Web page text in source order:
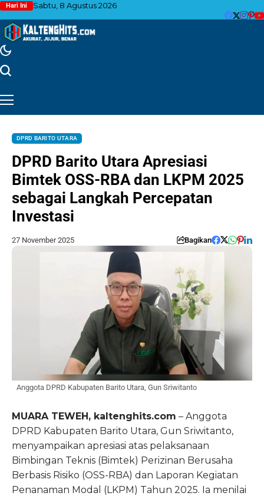
Hari Ini Sabtu, 8 Agustus 2026
DPRD BARITO UTARA
DPRD Barito Utara Apresiasi
Bimtek OSS-RBA dan LKPM 2025
sebagai Langkah Percepatan
Investasi
27 November 2025 Bagikan
Anggota DPRD Kabupaten Barito Utara, Gun Sriwitanto
MUARA TEWEH, kaltenghits.com – Anggota
DPRD Kabupaten Barito Utara, Gun Sriwitanto,
menyampaikan apresiasi atas pelaksanaan
Bimbingan Teknis (Bimtek) Perizinan Berusaha
Berbasis Risiko (OSS-RBA) dan Laporan Kegiatan
Penanaman Modal (LKPM) Tahun 2025. Ia menilai